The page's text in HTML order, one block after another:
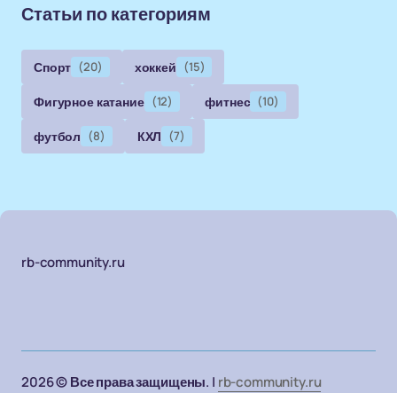
Статьи по категориям
Спорт (20) хоккей (15)
Фигурное катание (12) фитнес (10)
футбол (8) КХЛ (7)
rb-community.ru
2026 © Все права защищены. | rb-community.ru